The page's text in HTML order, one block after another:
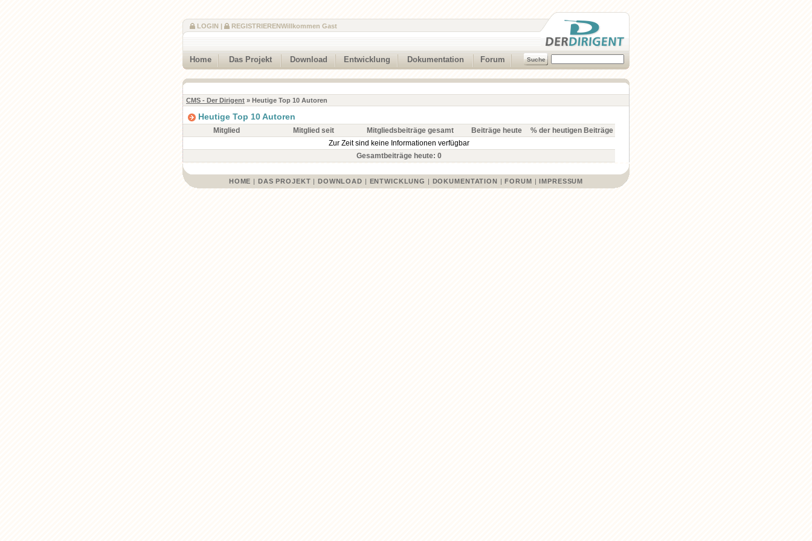
Willkommen Gast
LOGIN | REGISTRIEREN
Home Das Projekt Download Entwicklung Dokumentation Forum
CMS - Der Dirigent » Heutige Top 10 Autoren
Heutige Top 10 Autoren
Mitglied Mitglied seit Mitgliedsbeiträge gesamt Beiträge heute
% der heutigen Beiträge
Zur Zeit sind keine Informationen verfügbar
Gesamtbeiträge heute: 0
HOME | DAS PROJEKT | DOWNLOAD | ENTWICKLUNG | DOKUMENTATION |FORUM |IMPRESSUM